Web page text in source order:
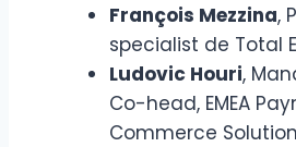
François Mezzina,
specialist de Total
Ludovic Houri,
Co-head, EMEA
Commerce